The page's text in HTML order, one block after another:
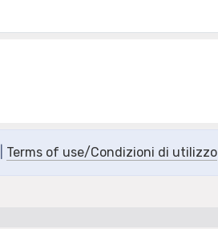
Terms of use/Condizioni di utilizzo